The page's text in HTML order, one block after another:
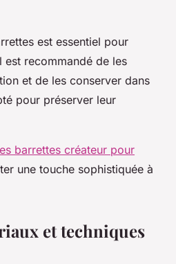
est essentiel pour
est recommandé de les
et de les conserver dans
pour préserver leur
barrettes créateur pour
une touche sophistiquée à
et techniques